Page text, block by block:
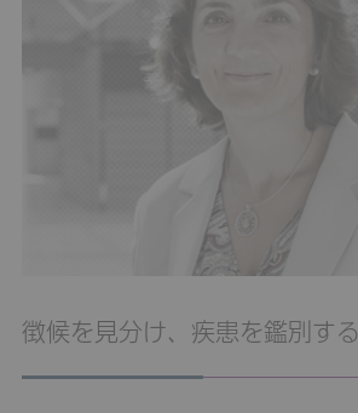
徴候を見分け、疾患を鑑別する